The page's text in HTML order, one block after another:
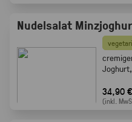
Nudelsalat
34,90 €
(inkl.